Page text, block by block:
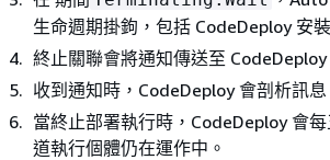
生命週期掛鉤，包括 CodeDeploy 安
終止關聯會將通知傳送至
收到通知時，CodeDeploy 會剖析訊
當終止部署執行時，CodeDeploy 會
道執行個體仍在運作中。